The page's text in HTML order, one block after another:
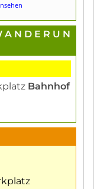
N D E R U N
Bahnhof